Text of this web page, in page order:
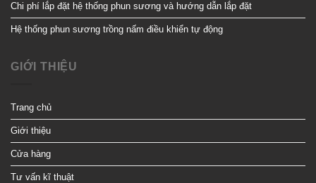
Chi phí lắp đặt hệ thống phun sương và hướng dẫn lắp đặt
Hệ thống phun sương trồng nấm điều khiển tự động
GIỚI THIỆU
Trang chủ
Giới thiệu
Cửa hàng
Tư vấn kĩ thuật